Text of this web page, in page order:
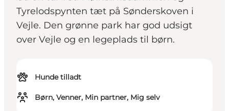
Tyrelodspynten tæt på Sønderskoven i
Vejle. Den grønne park har god udsigt
over Vejle og en legeplads til børn.
Hunde tilladt
Børn, Venner, Min partner, Mig selv